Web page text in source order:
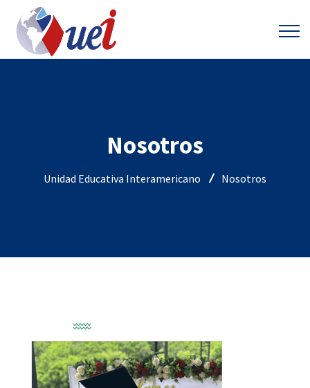
Nosotros
Unidad Educativa Interamericano Nosotros